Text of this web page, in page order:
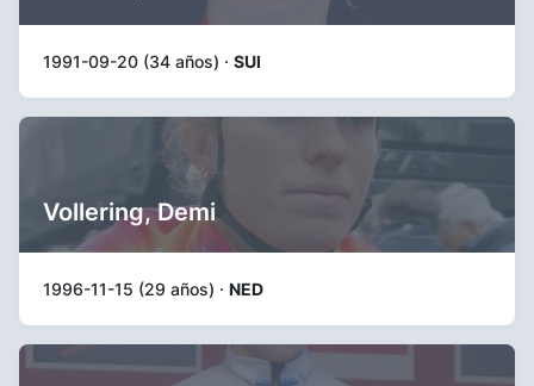
1991-09-20 (34 años) · SUI
Vollering, Demi
1996-11-15 (29 años) · NED